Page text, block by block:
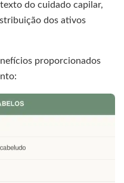
do cuidado capilar,
dos ativos
proporcionados